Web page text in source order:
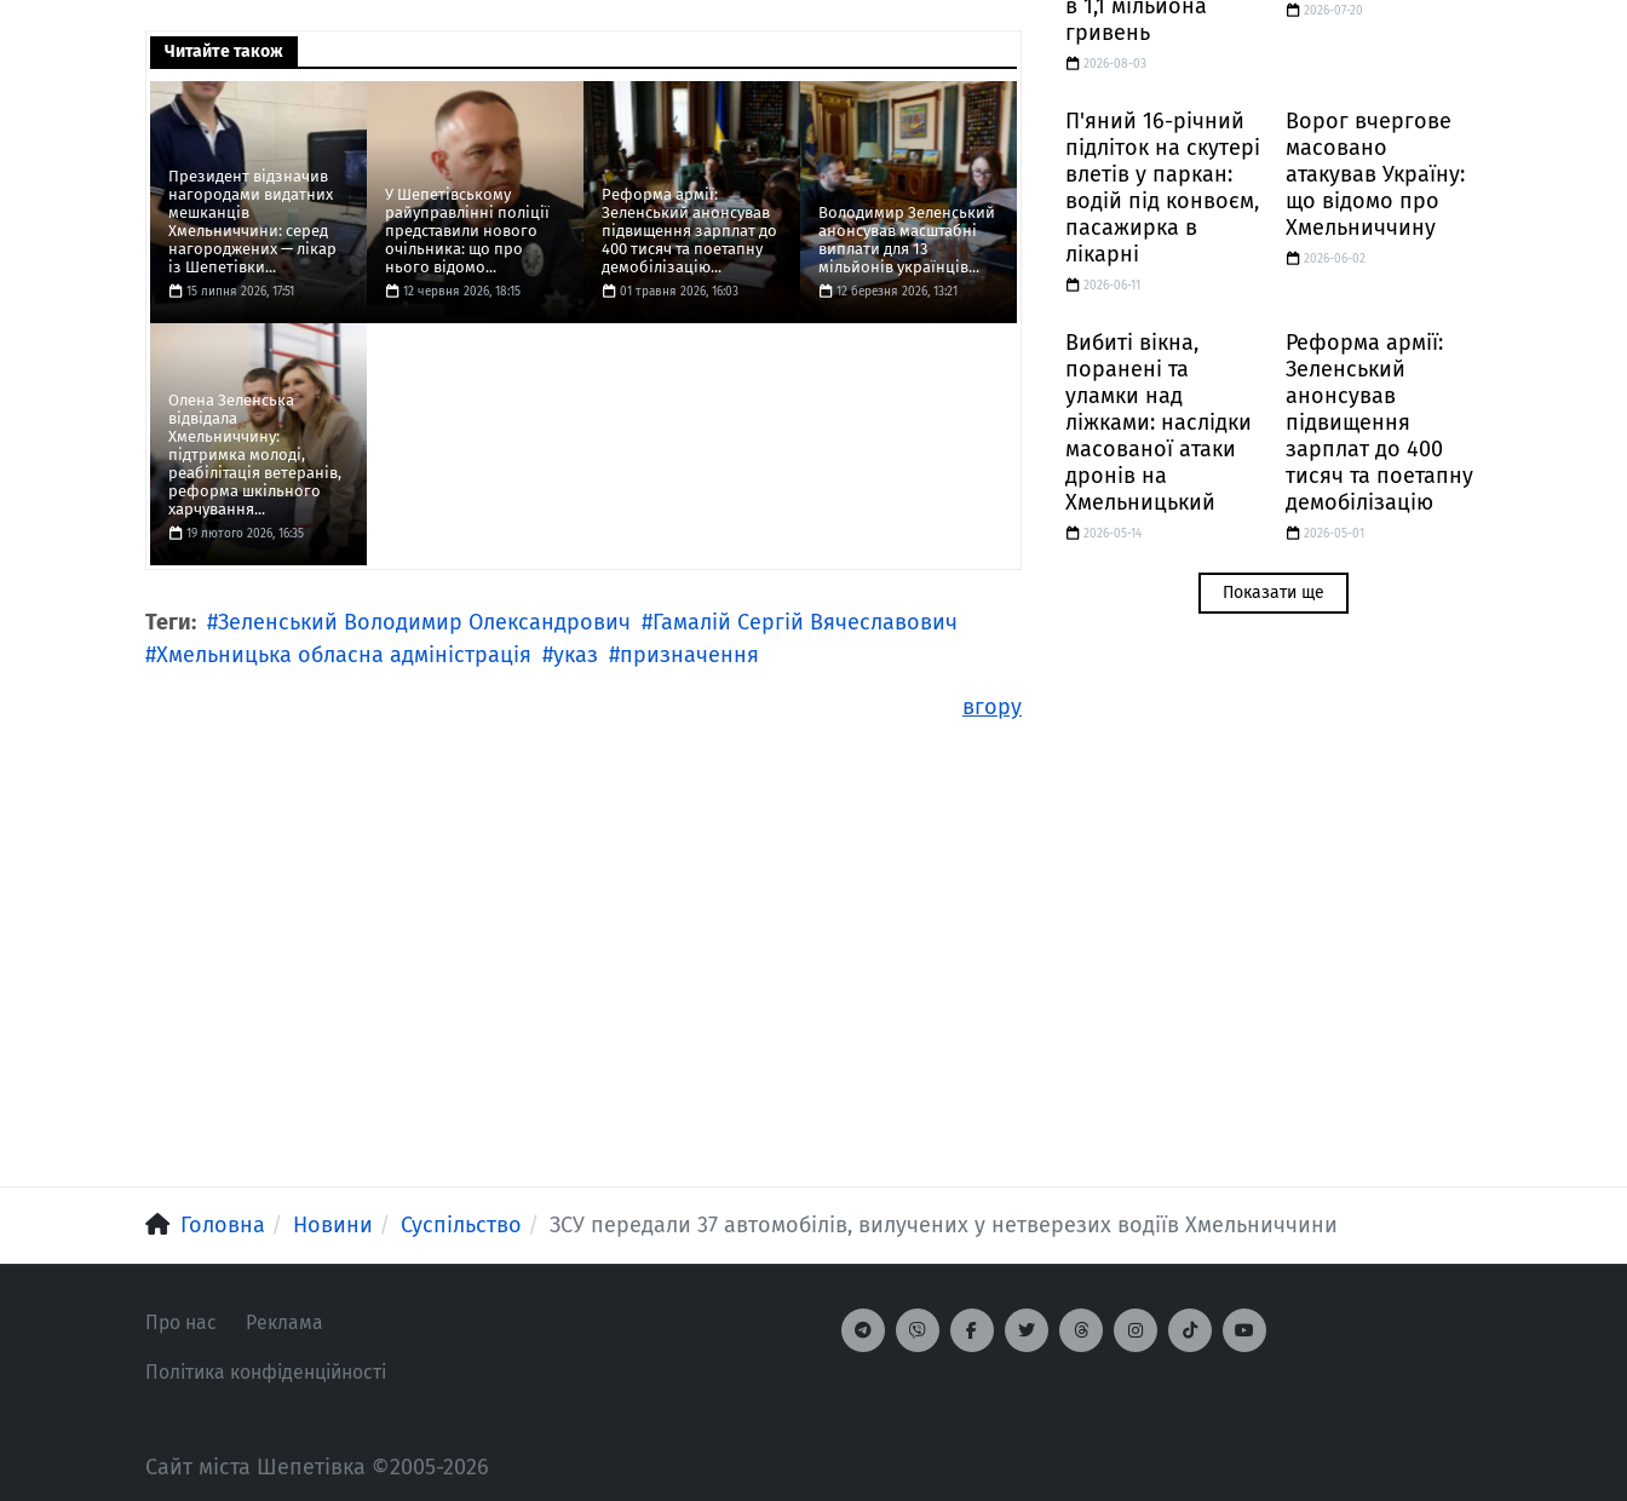
Читайте також
Президент відзначив
нагородами видатних
мешканців
Хмельниччини: серед
нагороджених — лікар
із Шепетівки...
15 липня 2026, 17:51
У Шепетівському
райуправлінні поліції
представили нового
очільника: що про
нього відомо...
12 червня 2026, 18:15
Реформа армії:
Зеленський анонсував
підвищення зарплат до
400 тисяч та поетапну
демобілізацію...
01 травня 2026, 16:03
Володимир Зеленський
анонсував масштабні
виплати для 13
мільйонів українців...
12 березня 2026, 13:21
Олена Зеленська
відвідала
Хмельниччину:
підтримка молоді,
реабілітація ветеранів,
реформа шкільного
харчування...
19 лютого 2026, 16:35
Теги: Зеленський Володимир Олександрович
Гамалій Сергій Вячеславович
Хмельницька обласна адміністрація
указ
призначення
вгору
в 1,1 мільйона
гривень
2026-08-03
2026-07-20
П'яний 16-річний
підліток на скутері
влетів у паркан:
водій під конвоєм,
пасажирка в
лікарні
2026-06-11
Ворог вчергове
масовано
атакував Україну:
що відомо про
Хмельниччину
2026-06-02
Вибиті вікна,
поранені та
уламки над
ліжками: наслідки
масованої атаки
дронів на
Хмельницький
2026-05-14
Реформа армії:
Зеленський
анонсував
підвищення
зарплат до 400
тисяч та поетапну
демобілізацію
2026-05-01
Показати ще
Головна Новини Суспільство ЗСУ передали 37 автомобілів, вилучених у нетверезих водіїв Хмельниччини
Про нас Реклама
Політика конфіденційності
Сайт міста Шепетівка ©2005-2026